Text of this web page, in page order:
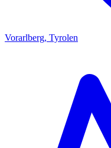
Vorarlberg, Tyrolen